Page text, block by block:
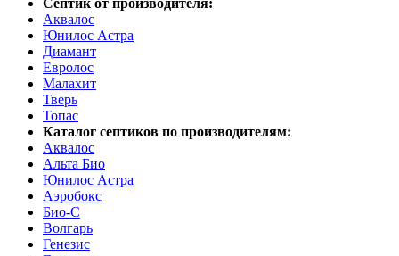
Аквалос
Юнилос Астра
Диамант
Евролос
Малахит
Тверь
Топас
Каталог септиков по производителям:
Аквалос
Альта Био
Юнилос Астра
Аэробокс
Био-С
Волгарь
Генезис